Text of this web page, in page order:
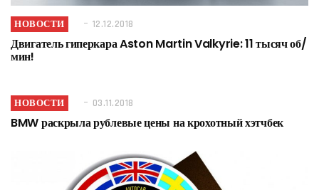
НОВОСТИ 12.12.2018
Двигатель гиперкара Aston Martin Valkyrie: 11 тысяч об/
мин!
НОВОСТИ 03.11.2018
BMW раскрыла рублевые цены на крохотный хэтчбек